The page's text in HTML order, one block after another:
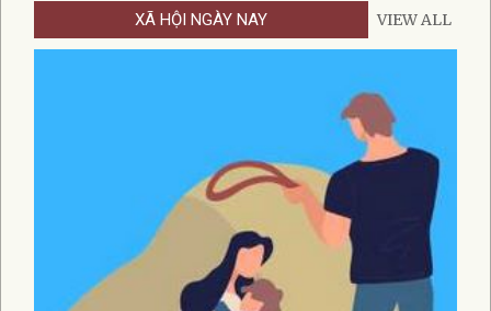
XÃ HỘI NGÀY NAY VIEW ALL